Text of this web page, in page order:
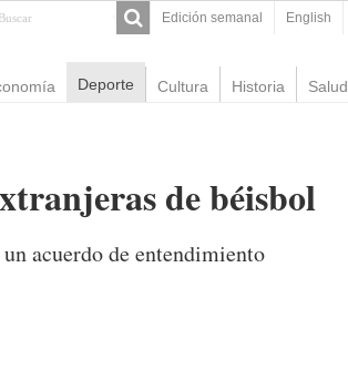
Edición semanal English
Deporte Cultura Historia Salud
de béisbol
acuerdo de entendimiento